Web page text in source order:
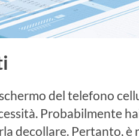
del telefono
Probabilmente
decollare. Pertanto, è